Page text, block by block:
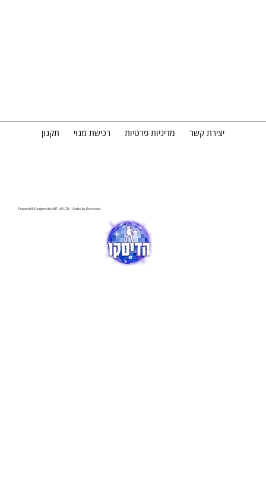
Powered & Designed byART-UP LTD | Coded byDevelowix
תקנון רכישת מנוי מדיניות פרטיות יצירת קשר